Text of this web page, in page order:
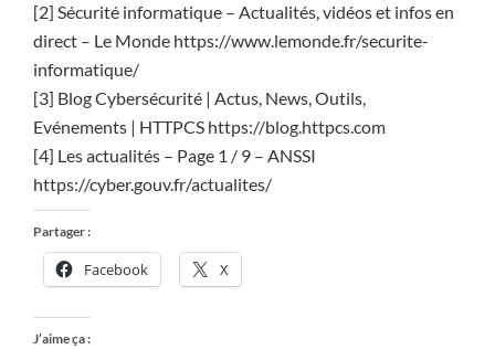
[2] Sécurité informatique – Actualités, vidéos et infos en
direct – Le Monde https://www.lemonde.fr/securite-
informatique/
[3] Blog Cybersécurité | Actus, News, Outils,
Evénements | HTTPCS https://blog.httpcs.com
[4] Les actualités – Page 1 / 9 – ANSSI
https://cyber.gouv.fr/actualites/
Partager :
Facebook X
J’aime ça :